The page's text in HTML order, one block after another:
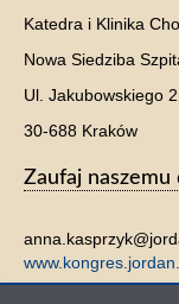
Katedra i Klinika
Nowa Siedziba
Ul. Jakubowskiego
30-688 Kraków
Zaufaj naszemu